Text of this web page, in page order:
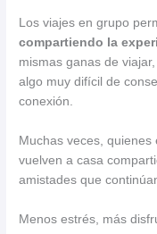
Los viajes en grupo
compartiendo la
mismas ganas de
algo muy difícil de
conexión.
Muchas veces,
vuelven a casa
amistades que
Menos estrés, más